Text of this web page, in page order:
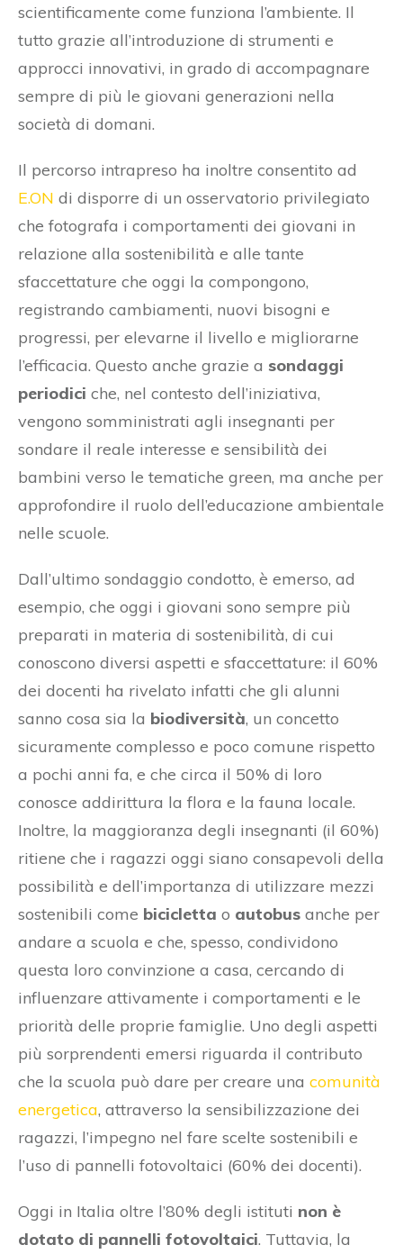
scientificamente come funziona l’ambiente. Il
tutto grazie all’introduzione di strumenti e
approcci innovativi, in grado di accompagnare
sempre di più le giovani generazioni nella
società di domani.
Il percorso intrapreso ha inoltre consentito ad
E.ON di disporre di un osservatorio privilegiato
che fotografa i comportamenti dei giovani in
relazione alla sostenibilità e alle tante
sfaccettature che oggi la compongono,
registrando cambiamenti, nuovi bisogni e
progressi, per elevarne il livello e migliorarne
l’efficacia. Questo anche grazie a sondaggi
periodici che, nel contesto dell’iniziativa,
vengono somministrati agli insegnanti per
sondare il reale interesse e sensibilità dei
bambini verso le tematiche green, ma anche per
approfondire il ruolo dell’educazione ambientale
nelle scuole.
Dall’ultimo sondaggio condotto, è emerso, ad
esempio, che oggi i giovani sono sempre più
preparati in materia di sostenibilità, di cui
conoscono diversi aspetti e sfaccettature: il 60%
dei docenti ha rivelato infatti che gli alunni
sanno cosa sia la biodiversità, un concetto
sicuramente complesso e poco comune rispetto
a pochi anni fa, e che circa il 50% di loro
conosce addirittura la flora e la fauna locale.
Inoltre, la maggioranza degli insegnanti (il 60%)
ritiene che i ragazzi oggi siano consapevoli della
possibilità e dell’importanza di utilizzare mezzi
sostenibili come bicicletta o autobus anche per
andare a scuola e che, spesso, condividono
questa loro convinzione a casa, cercando di
influenzare attivamente i comportamenti e le
priorità delle proprie famiglie. Uno degli aspetti
più sorprendenti emersi riguarda il contributo
che la scuola può dare per creare una comunità
energetica, attraverso la sensibilizzazione dei
ragazzi, l’impegno nel fare scelte sostenibili e
l’uso di pannelli fotovoltaici (60% dei docenti).
Oggi in Italia oltre l’80% degli istituti non è
dotato di pannelli fotovoltaici. Tuttavia, la